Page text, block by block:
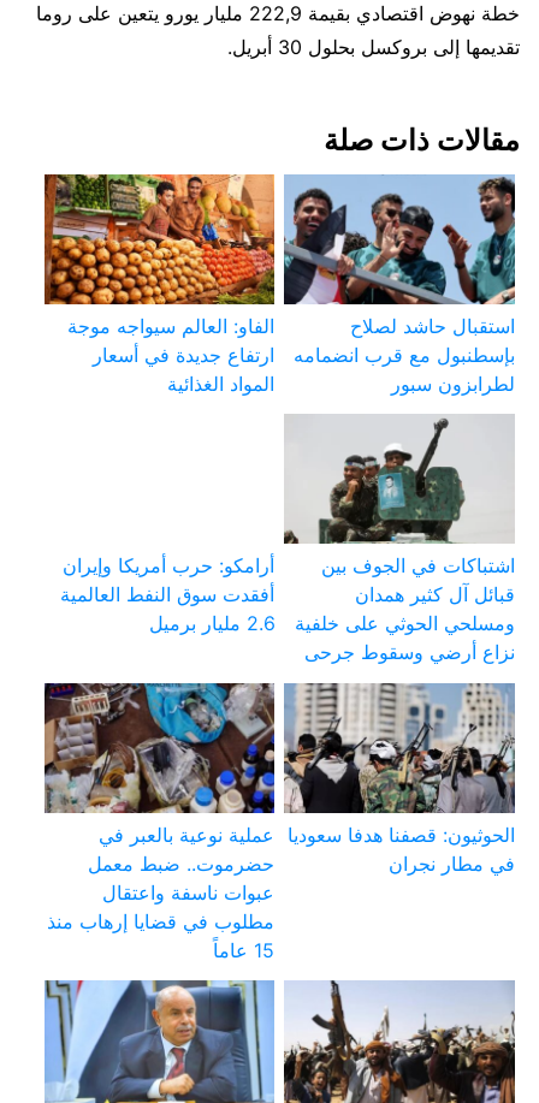
خطة نهوض اقتصادي بقيمة 222,9 مليار يورو يتعين على روما
تقديمها إلى بروكسل بحلول 30 أبريل.
مقالات ذات صلة
استقبال حاشد لصلاح
بإسطنبول مع قرب انضمامه
لطرابزون سبور
الفاو: العالم سيواجه موجة
ارتفاع جديدة في أسعار
المواد الغذائية
اشتباكات في الجوف بين
قبائل آل كثير همدان
ومسلحي الحوثي على خلفية
نزاع أرضي وسقوط جرحى
أرامكو: حرب أمريكا وإيران
أفقدت سوق النفط العالمية
2.6 مليار برميل
الحوثيون: قصفنا هدفا سعوديا
في مطار نجران
عملية نوعية بالعبر في
حضرموت.. ضبط معمل
عبوات ناسفة واعتقال
مطلوب في قضايا إرهاب منذ
15 عاماً